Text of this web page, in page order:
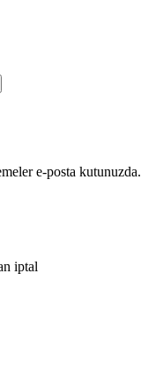
e-posta kutunuzda.
iptal